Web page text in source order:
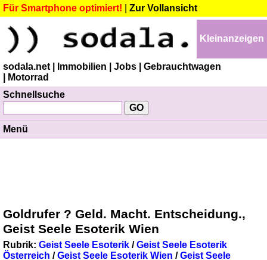
Für Smartphone optimiert! Zur Vollansicht
Kleinanzeigen
sodala.net | Immobilien | Jobs
| Gebrauchtwagen
| Motorrad
Schnellsuche
Menü
Goldrufer ? Geld. Macht. Entscheidung.,
Geist Seele Esoterik Wien
Rubrik: Geist Seele Esoterik /Geist Seele Esoterik
Österreich /Geist Seele Esoterik Wien /Geist Seele